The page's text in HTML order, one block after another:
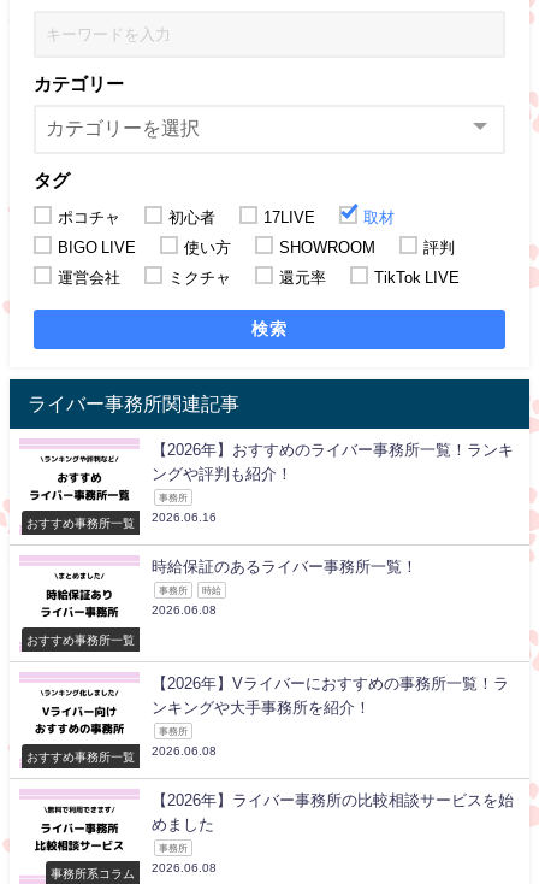
カテゴリー
タグ
ポコチャ 初心者 17LIVE
取材
BIGO LIVE
使い方 SHOWROOM
評判
運営会社
ミクチャ 還元率 TikTok LIVE
検索
ライバー事務所関連記事
おすすめ事務所一覧
【2026年】おすすめのライバー事務所一覧！ランキ
ングや評判も紹介！
事務所
2026.06.16
おすすめ事務所一覧
時給保証のあるライバー事務所一覧！
事務所 時給
2026.06.08
おすすめ事務所一覧
【2026年】Vライバーにおすすめの事務所一覧！ラ
ンキングや大手事務所を紹介！
事務所
2026.06.08
事務所系コラム
【2026年】ライバー事務所の比較相談サービスを始
めました
事務所
2026.06.08